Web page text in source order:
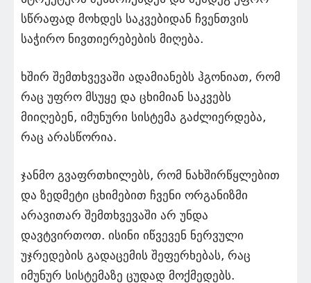
სწრაფად მოხდეს საკვებიდან ჩვენთვის
საჭირო ნივთიერებების მიღება.
ხშირ შემთხვევაში ადამიანებს ჰგონიათ, რომ
რაც უფრო მსუყე და ცხიმიან საკვებს
მიიღებენ, იმუნური სისტემა გაძლიერდება,
რაც არასწორია.
ჯანმო გვაფრთხილებს, რომ ნახშირწყლებით
და ზედმეტი ცხიმებით ჩვენი ორგანიზმი
არავითარ შემთხვევაში არ უნდა
დავტვირთოთ. ისინი იწვევენ ნერვული
უჯრედების გადაცემის შეფერხებას, რაც
იმუნურ სისტემაზე ცუდად მოქმედებს.